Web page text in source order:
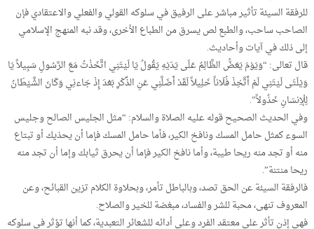
للرفقة السيئة تأثير مباشر على الرفيق في سلوكه القولي والفعلي والاعتقادي فإن
الصاحب ساحب، والطبع لص يسرق من الطباع الأخرى، وقد نبه المنهج الإسلامي
إلى ذلك في آيات وأحاديث.
قال تعالى: “وَيَوْمَ يَعَضُّ الظَّالِمُ عَلَى يَدَيْهِ يَقُولُ يَا لَيْتَنِي اتَّخَذْتُ مَعَ الرَّسُولِ سَبِيلاً يَا
وَيْلَتَى لَيْتَنِي لَمْ أَتَّخِذْ فُلَاناً خَلِيلاً لَقَدْ أَضَلَّنِي عَنِ الذِّكْرِ بَعْدَ إِذْ جَاءنِي وَكَانَ الشَّيْطَانُ
لِلْإِنسَانِ خَذُولاً”.
وفي الحديث الصحيح قوله عليه الصلاة والسلام: “مثل الجليس الصالح وجليس
السوء كمثل حامل المسك ونافخ الكير، فأما حامل المسك فإما أن يحذيك أو تبتاع
منه أو تجد منه ريحا طيبة، وأما نافخ الكير فإما أن يحرق ثيابك وإما أن تجد منه
ريحا منتنة”.
فالرفقة السيئة عن الحق تصد، وبالباطل تأمر، وبحلاوة الكلام تزين القبائح، وعن
المعروف تنهى، محبة للشر والفساد، مبغضة للخير والصلاح.
فهي إذن تأثر على معتقد الفرد وعلى أدائه للشعائر التعبدية، كما أنها تؤثر في سلوكه